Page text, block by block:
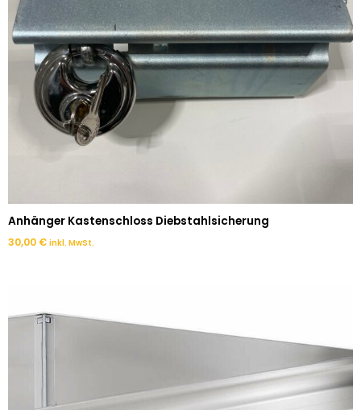
Anhänger Kastenschloss Diebstahlsicherung
30,00 € inkl. MwSt.